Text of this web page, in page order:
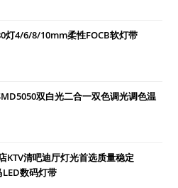
灯4/6/8/10mm柔性FOCB软灯带
双白光二合一双色调光调色温
KTV清吧迪厅灯光首选质量稳定
LED数码灯带